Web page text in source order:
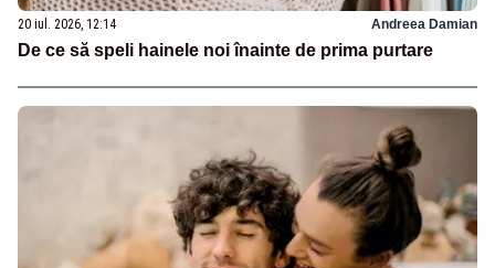
20 iul. 2026, 12:14 Andreea Damian
De ce să speli hainele noi înainte de prima purtare